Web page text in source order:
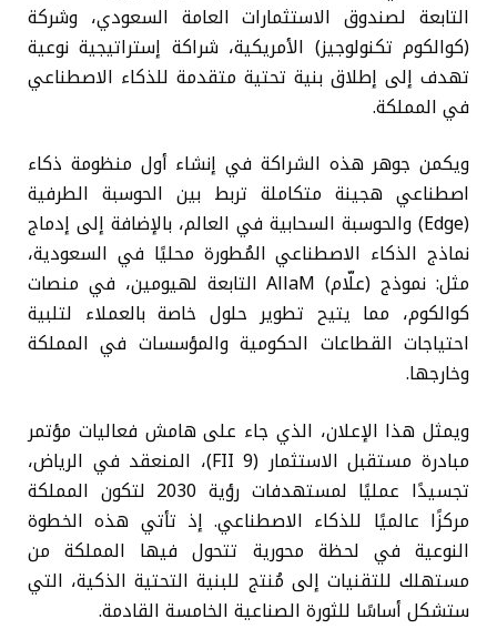
التابعة لصندوق الاستثمارات العامة السعودي، وشركة
(كوالكوم تكنولوجيز) الأمريكية، شراكة إستراتيجية نوعية
تهدف إلى إطلاق بنية تحتية متقدمة للذكاء الاصطناعي
في المملكة.
ويكمن جوهر هذه الشراكة في إنشاء أول منظومة ذكاء
اصطناعي هجينة متكاملة تربط بين الحوسبة الطرفية
(Edge) والحوسبة السحابية في العالم، بالإضافة إلى إدماج
نماذج الذكاء الاصطناعي المُطورة محليًا في السعودية،
مثل: نموذج (علّام) AllaM التابعة لهيومين، في منصات
كوالكوم، مما يتيح تطوير حلول خاصة بالعملاء لتلبية
احتياجات القطاعات الحكومية والمؤسسات في المملكة
وخارجها.
ويمثل هذا الإعلان، الذي جاء على هامش فعاليات مؤتمر
مبادرة مستقبل الاستثمار (FII 9)، المنعقد في الرياض،
تجسيدًا عمليًا لمستهدفات رؤية 2030 لتكون المملكة
مركزًا عالميًا للذكاء الاصطناعي. إذ تأتي هذه الخطوة
النوعية في لحظة محورية تتحول فيها المملكة من
مستهلك للتقنيات إلى مُنتج للبنية التحتية الذكية، التي
ستشكل أساسًا للثورة الصناعية الخامسة القادمة.